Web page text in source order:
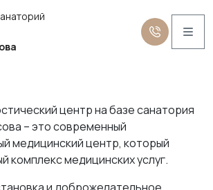
центр на базе санатория
– это современный
медицинский центр, который
комплекс медицинских услуг.